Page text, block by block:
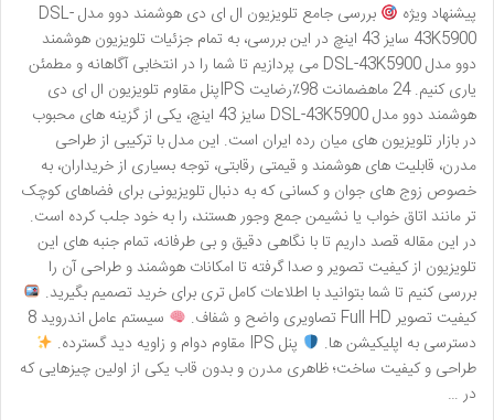
پیشنهاد ویژه
بررسی جامع تلویزیون ال ای دی هوشمند دوو مدل DSL-
43K5900 سایز 43 اینچ در این بررسی، به تمام جزئیات تلویزیون هوشمند
دوو مدل DSL-43K5900 می پردازیم تا شما را در انتخابی آگاهانه و مطمئن
یاری کنیم. 24 ماهضمانت 98٪رضایت IPSپنل مقاوم تلویزیون ال ای دی
هوشمند دوو مدل DSL-43K5900 سایز 43 اینچ، یکی از گزینه های محبوب
در بازار تلویزیون های میان رده ایران است. این مدل با ترکیبی از طراحی
مدرن، قابلیت های هوشمند و قیمتی رقابتی، توجه بسیاری از خریداران، به
خصوص زوج های جوان و کسانی که به دنبال تلویزیونی برای فضاهای کوچک
تر مانند اتاق خواب یا نشیمن جمع وجور هستند، را به خود جلب کرده است.
در این مقاله قصد داریم تا با نگاهی دقیق و بی طرفانه، تمام جنبه های این
تلویزیون از کیفیت تصویر و صدا گرفته تا امکانات هوشمند و طراحی آن را
بررسی کنیم تا شما بتوانید با اطلاعات کامل تری برای خرید تصمیم بگیرید.
کیفیت تصویر Full HD تصاویری واضح و شفاف.
سیستم عامل اندروید 8
دسترسی به اپلیکیشن ها.
پنل IPS مقاوم دوام و زاویه دید گسترده.
طراحی و کیفیت ساخت؛ ظاهری مدرن و بدون قاب یکی از اولین چیزهایی که
در …